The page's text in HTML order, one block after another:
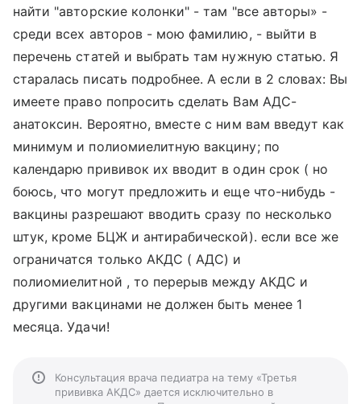
найти "авторские колонки" - там "все авторы» -
среди всех авторов - мою фамилию, - выйти в
перечень статей и выбрать там нужную статью. Я
старалась писать подробнее. А если в 2 словах: Вы
имеете право попросить сделать Вам АДС-
анатоксин. Вероятно, вместе с ним вам введут как
минимум и полиомиелитную вакцину; по
календарю прививок их вводит в один срок ( но
боюсь, что могут предложить и еще что-нибудь -
вакцины разрешают вводить сразу по несколько
штук, кроме БЦЖ и антирабической). если все же
ограничатся только АКДС ( АДС) и
полиомиелитной , то перерыв между АКДС и
другими вакцинами не должен быть менее 1
месяца. Удачи!
Консультация врача педиатра на тему «Третья
прививка АКДС» дается исключительно в